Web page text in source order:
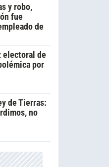
y robo,
fue
de
electoral de
por
de Tierras:
no